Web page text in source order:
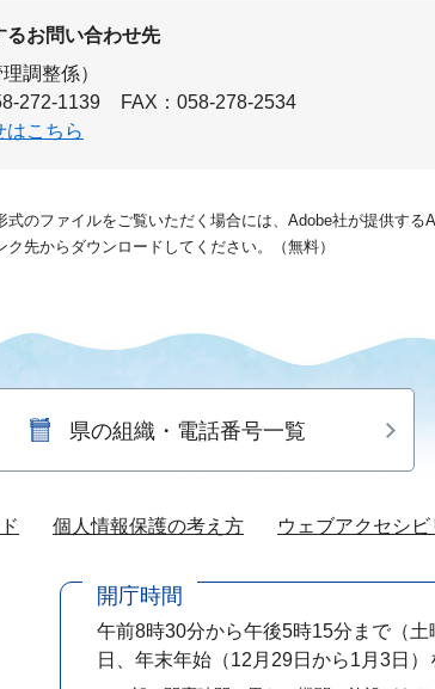
るお問い合わせ先
理調整係）
272-1139
FAX：058-278-2534
はこちら
式のファイルをご覧いただく場合には、Adobe社が提供する
ク先からダウンロードしてください。（無料）
県の組織・電話番号一覧
個人情報保護の考え方 ウェブアクセシ
開庁時間
午前8時30分から午後5時15分まで （
日、年末年始（12月29日から1月3日）